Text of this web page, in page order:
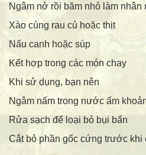
Ngâm nở rồi băm nhỏ làm nhân
Xào cùng rau củ hoặc thịt
Nấu canh hoặc súp
Kết hợp trong các món chay
Khi sử dụng, bạn nên
Ngâm nấm trong nước ấm
Rửa sạch để loại bỏ bụi bẩn
Cắt bỏ phần gốc cứng trước khi